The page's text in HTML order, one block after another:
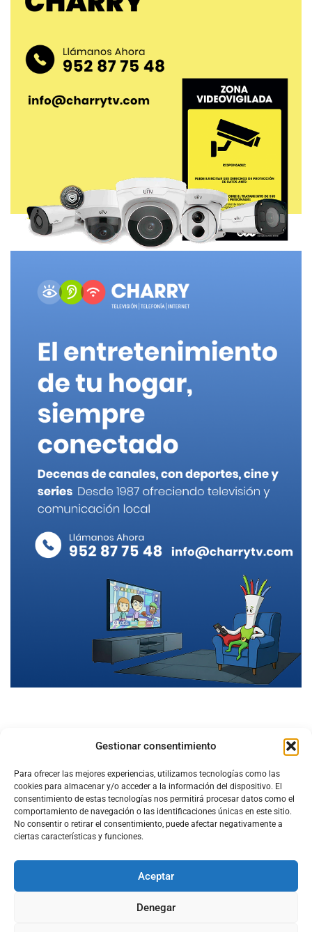
Gestionar consentimiento
Para ofrecer las mejores experiencias, utilizamos tecnologías como las
cookies para almacenar y/o acceder a la información del dispositivo. El
consentimiento de estas tecnologías nos permitirá procesar datos como el
comportamiento de navegación o las identificaciones únicas en este sitio.
No consentir o retirar el consentimiento, puede afectar negativamente a
ciertas características y funciones.
Aceptar
Denegar